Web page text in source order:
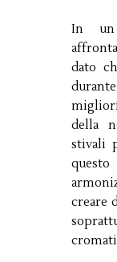
In un
dato
della
stivali
creare